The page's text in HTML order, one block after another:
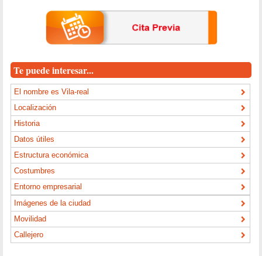
Te puede interesar...
El nombre es Vila-real
Localización
Historia
Datos útiles
Estructura económica
Costumbres
Entorno empresarial
Imágenes de la ciudad
Movilidad
Callejero